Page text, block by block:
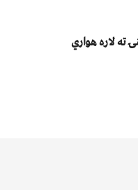
ته لاره هواري